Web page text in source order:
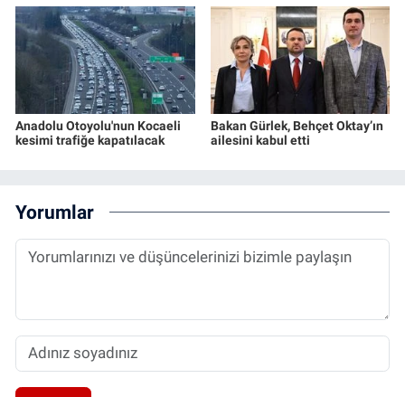
Anadolu Otoyolu'nun Kocaeli
kesimi trafiğe kapatılacak
Bakan Gürlek, Behçet Oktay’ın
ailesini kabul etti
Yorumlar